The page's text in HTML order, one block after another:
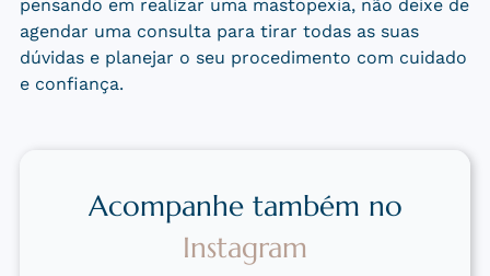
pensando em realizar uma mastopexia, não deixe de
agendar uma consulta para tirar todas as suas
dúvidas e planejar o seu procedimento com cuidado
e confiança.
Acompanhe também no
Instagram